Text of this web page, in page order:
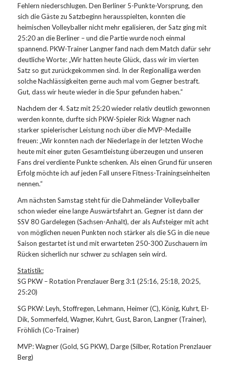
Fehlern niederschlugen. Den Berliner 5-Punkte-Vorsprung, den
sich die Gäste zu Satzbeginn herausspielten, konnten die
heimischen Volleyballer nicht mehr egalisieren, der Satz ging mit
25:20 an die Berliner – und die Partie wurde noch einmal
spannend. PKW-Trainer Langner fand nach dem Match dafür sehr
deutliche Worte: „Wir hatten heute Glück, dass wir im vierten
Satz so gut zurückgekommen sind. In der Regionalliga werden
solche Nachlässigkeiten gerne auch mal vom Gegner bestraft.
Gut, dass wir heute wieder in die Spur gefunden haben.“
Nachdem der 4. Satz mit 25:20 wieder relativ deutlich gewonnen
werden konnte, durfte sich PKW-Spieler Rick Wagner nach
starker spielerischer Leistung noch über die MVP-Medaille
freuen: „Wir konnten nach der Niederlage in der letzten Woche
heute mit einer guten Gesamtleistung überzeugen und unseren
Fans drei verdiente Punkte schenken. Als einen Grund für unseren
Erfolg möchte ich auf jeden Fall unsere Fitness-Trainingseinheiten
nennen.“
Am nächsten Samstag steht für die Dahmeländer Volleyballer
schon wieder eine lange Auswärtsfahrt an. Gegner ist dann der
SSV 80 Gardelegen (Sachsen-Anhalt), der als Aufsteiger mit acht
von möglichen neuen Punkten noch stärker als die SG in die neue
Saison gestartet ist und mit erwarteten 250-300 Zuschauern im
Rücken sicherlich nur schwer zu schlagen sein wird.
Statistik:
SG PKW – Rotation Prenzlauer Berg 3:1 (25:16, 25:18, 20:25,
25:20)
SG PKW: Leyh, Stoffregen, Lehmann, Heimer (C), König, Kuhrt, El-
Dik, Sommerfeld, Wagner, Kuhrt, Gust, Baron, Langner (Trainer),
Fröhlich (Co-Trainer)
MVP: Wagner (Gold, SG PKW), Darge (Silber, Rotation Prenzlauer
Berg)